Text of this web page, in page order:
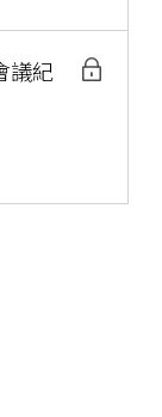
議紀